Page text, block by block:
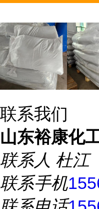
联系我们
山东裕康化
联系人 杜江
联系手机